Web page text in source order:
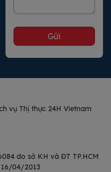
vụ Thị thực 24H Vietnam
do sở KH và ĐT TP.HCM
04/2013